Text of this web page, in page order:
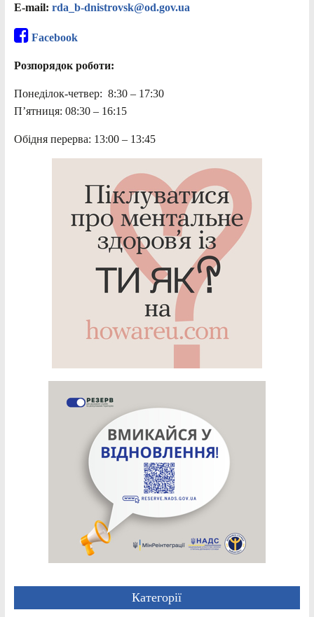
E-mail: rda_b-dnistrovsk@od.gov.ua
Facebook
Розпорядок роботи:
Понеділок-четвер: 8:30 – 17:30
П’ятниця: 08:30 – 16:15
Обідня перерва: 13:00 – 13:45
Категорії